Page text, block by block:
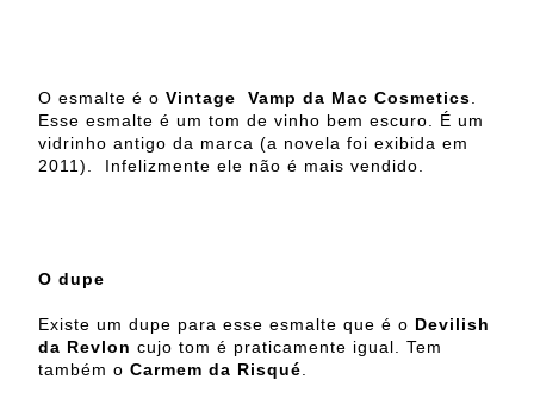
O esmalte é o Vintage Vamp da Mac Cosmetics
Esse esmalte é um tom de vinho bem escuro. É um
vidrinho antigo da marca (a novela foi exibida em
2011). Infelizmente ele não é mais vendido.
O dupe
Existe um dupe para esse esmalte que é o Devilish
da Revlon cujo tom é praticamente igual. Tem
também o Carmem da Risqué